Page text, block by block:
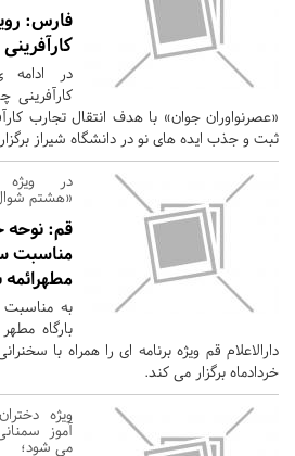
فارس:
در ادامه
کارآفرینی
«عصرنواوران جوان» با هدف انتقال تجارب
ثبت و جذب ایده های نو در دانشگاه شیراز
در ویژه
«هشتم
قم: نوحه
مناسبت
مطهرائمه
به
بارگاه
خردادماه برگزار می کند.
ویژه
آموز
می شود؛